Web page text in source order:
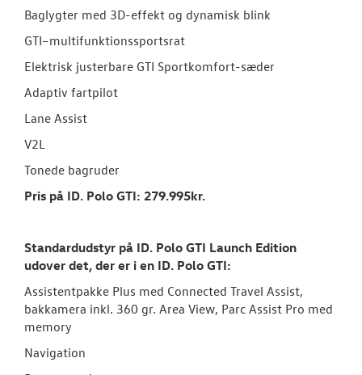
Baglygter med 3D-effekt og dynamisk blink
GTI–multifunktionssportsrat
Elektrisk justerbare GTI Sportkomfort-sæder
Adaptiv fartpilot
Lane Assist
V2L
Tonede bagruder
Pris på ID. Polo GTI: 279.995kr.
Standardudstyr på ID. Polo GTI Launch Edition
udover det, der er i en ID. Polo GTI:
Assistentpakke Plus med Connected Travel Assist,
bakkamera inkl. 360 gr. Area View, Parc Assist Pro med
memory
Navigation